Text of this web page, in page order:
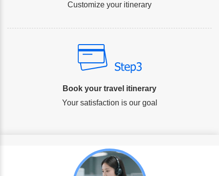
Customize your itinerary
Book your travel itinerary
Your satisfaction is our goal